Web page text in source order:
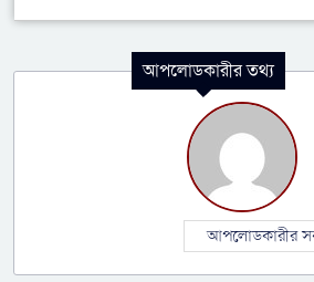
আপলোডকারীর তথ্য
আপলোডকারীর